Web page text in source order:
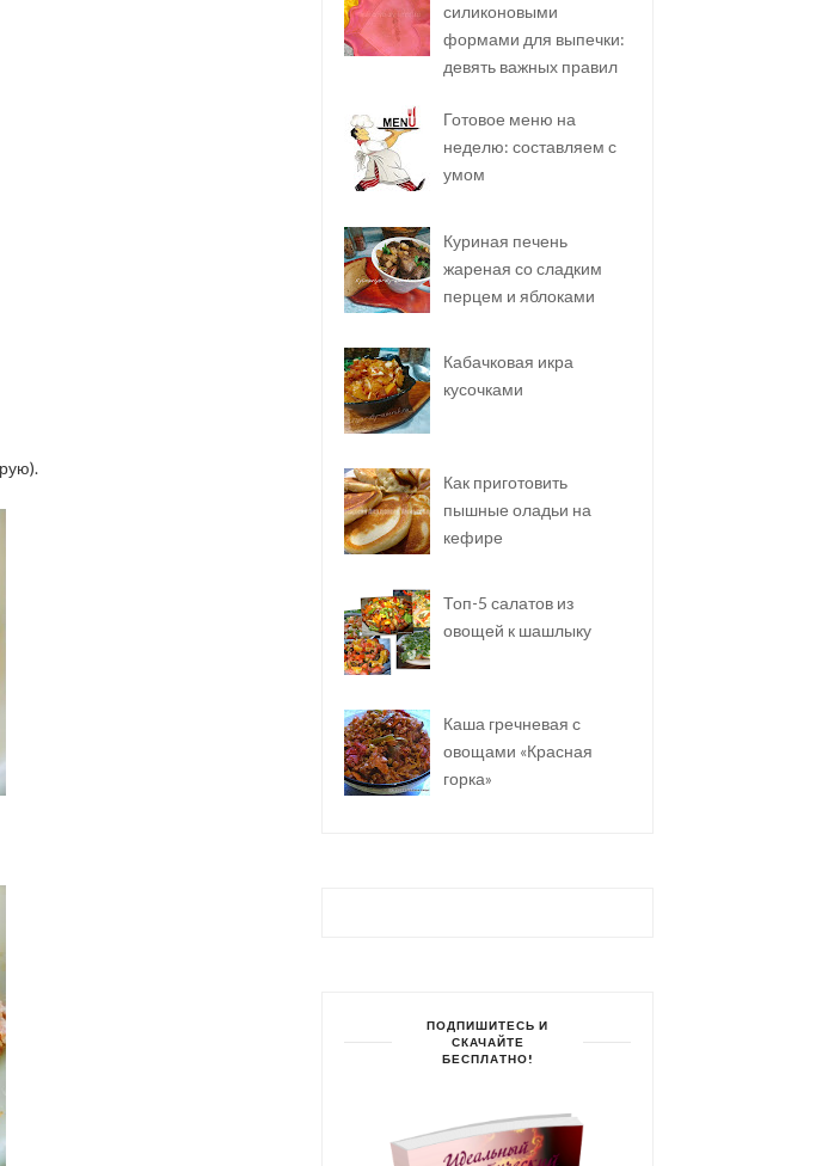
силиконовыми
формами для выпечки:
девять важных правил
Готовое меню на
неделю: составляем с
умом
Куриная печень
жареная со сладким
перцем и яблоками
Кабачковая икра
кусочками
Как приготовить
пышные оладьи на
кефире
Топ-5 салатов из
овощей к шашлыку
Каша гречневая с
овощами «Красная
горка»
ПОДПИШИТЕСЬ И
СКАЧАЙТЕ
БЕСПЛАТНО!